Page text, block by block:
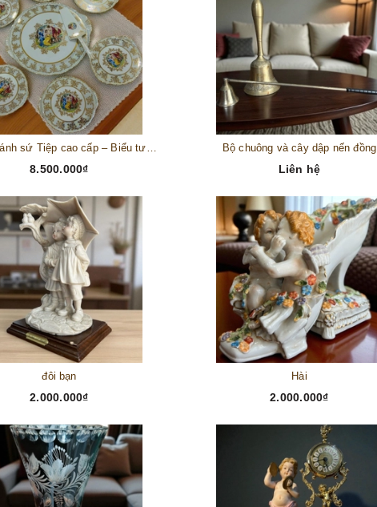
8.500.000₫
Bộ chuông và cây dập nến đồng
Liên hệ
đôi bạn
2.000.000₫
Hài
2.000.000₫